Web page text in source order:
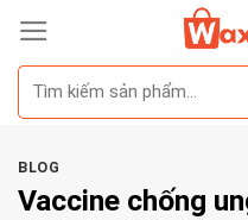
Skip
content
BLOG
Vaccine chống